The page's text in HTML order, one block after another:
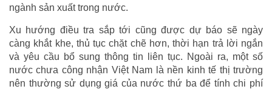
ngành sản xuất trong nước.
Xu hướng điều tra sắp tới cũng được dự báo sẽ ngày
càng khắt khe, thủ tục chặt chẽ hơn, thời hạn trả lời ngắn
và yêu cầu bổ sung thông tin liên tục. Ngoài ra, một số
nước chưa công nhận Việt Nam là nền kinh tế thị trường
nên thường sử dụng giá của nước thứ ba để tính chi phí